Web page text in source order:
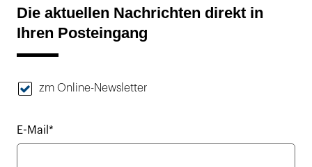
Die aktuellen Nachrichten direkt in
Ihren Posteingang
zm Online-Newsletter
E-Mail*